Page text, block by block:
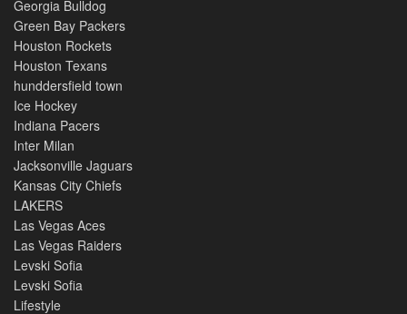
Georgia Bulldog
Green Bay Packers
Houston Rockets
Houston Texans
hunddersfield town
Ice Hockey
Indiana Pacers
Inter Milan
Jacksonville Jaguars
Kansas City Chiefs
LAKERS
Las Vegas Aces
Las Vegas Raiders
Levski Sofia
Levski Sofia
Lifestyle